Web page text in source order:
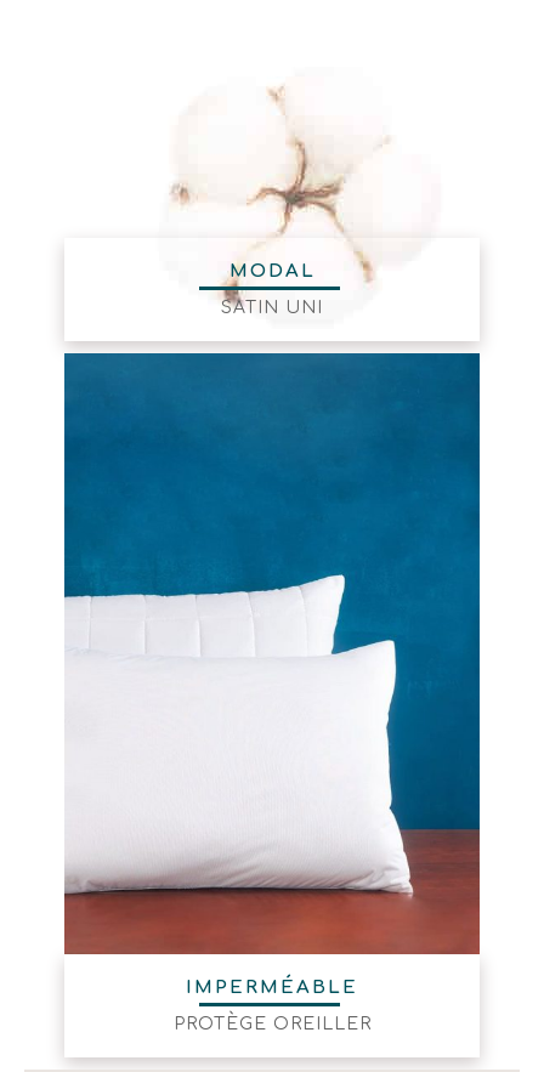
MODAL
SATIN UNI
IMPERMÉABLE
PROTÈGE OREILLER